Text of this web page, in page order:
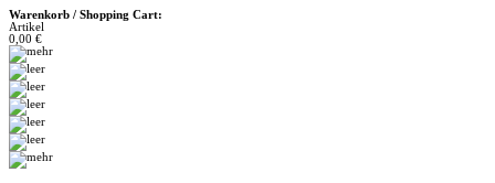
Warenkorb / Shopping Cart:
Artikel
0,00 €